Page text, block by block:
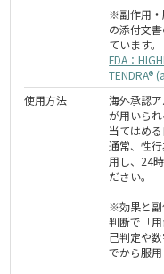
※副作用・
の添付文
ています。
FDA：
TENDRA®
使用方法
海外承認
が用いら
当てはめ
通常、性
用し、24
ださい。
※効果と副
判断で「
己判定や
でから服用